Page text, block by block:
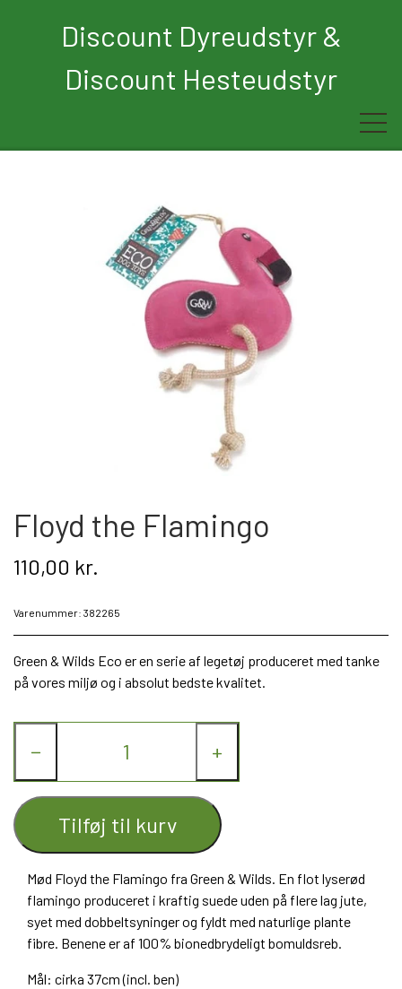
Discount Dyreudstyr &
Discount Hesteudstyr
Rytter
Hest
Børn
Hund
Nyhed
Gavekort
Kontakt
Floyd the Flamingo
110,00 kr.
Varenummer: 382265
Green & Wilds Eco er en serie af legetøj produceret med tanke
på vores miljø og i absolut bedste kvalitet.
− +
Tilføj til kurv
Mød Floyd the Flamingo fra Green & Wilds. En flot lyserød
flamingo produceret i kraftig suede uden på flere lag jute,
syet med dobbeltsyninger og fyldt med naturlige plante
fibre. Benene er af 100% bionedbrydeligt bomuldsreb.
Mål: cirka 37cm (incl. ben)